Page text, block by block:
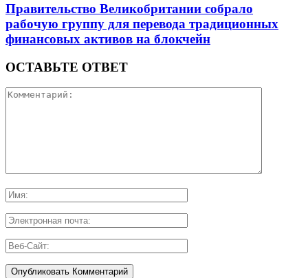
Правительство Великобритании собрало
рабочую группу для перевода традиционных
финансовых активов на блокчейн
ОСТАВЬТЕ ОТВЕТ